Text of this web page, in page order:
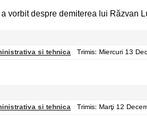
vorbit despre demiterea lui Răzvan
si tehnica Trimis: Miercuri 13
si tehnica Trimis: Marţi 12